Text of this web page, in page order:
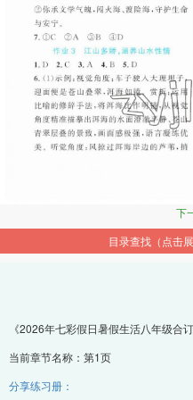
下
目录查找（点击
《2026年七彩假日暑假生活八年级合订
当前章节名称：第1页
分享练习册：